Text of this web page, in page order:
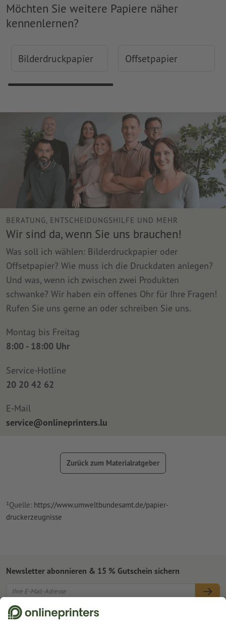
Möchten Sie weitere Papiere näher
kennenlernen?
Bilderdruckpapier Offsetpapier
BERATUNG, ENTSCHEIDUNGSHILFE UND MEHR
Wir sind da, wenn Sie uns brauchen!
Was soll ich wählen: Bilderdruckpapier oder
Offsetpapier? Wie muss ich die Druckdaten anlegen?
Und was, wenn ich zwischen zwei Produkten
schwanke? Wir haben ein offenes Ohr für Ihre Fragen!
Rufen Sie uns gerne an oder schreiben Sie uns.
Montag bis Freitag
8:00 - 18:00 Uhr
Service-Hotline
20 20 42 62
E-Mail
service@onlineprinters.lu
Zurück zum Materialratgeber
¹Quelle: https://www.umweltbundesamt.de/papier-
druckerzeugnisse
Online Druckerei
Newsletter abonnieren & 15 % Gutschein sichern